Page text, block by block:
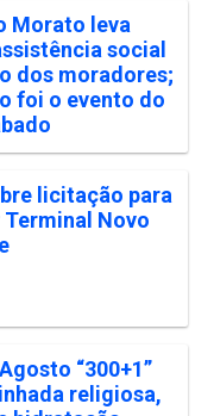
Morato leva
social
dos moradores;
foi o evento do
licitação para
Novo
“300+1”
religiosa,